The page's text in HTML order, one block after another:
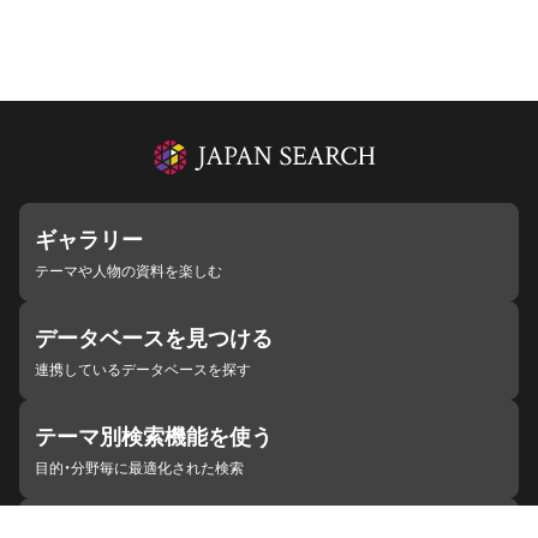
ギャラリー
テーマや人物の資料を楽しむ
データベースを見つける
連携しているデータベースを探す
テーマ別検索機能を使う
目的・分野毎に最適化された検索